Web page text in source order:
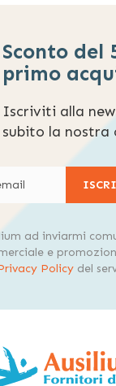
Sconto del
primo
Iscriviti alla
subito la nostra
ad inviarmi
e
Policy del